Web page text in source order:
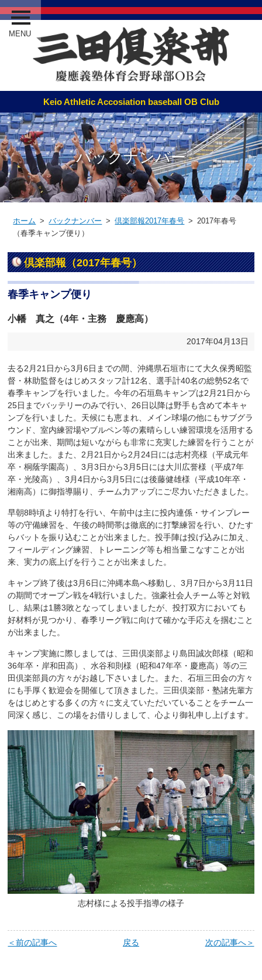
MENU
バックナンバー
ホーム >バックナンバー >倶楽部報2017年春号 > 2017年春号
（春季キャンプ便り）
倶楽部報（2017年春号）
春季キャンプ便り
小幡 真之（4年・主務 慶應高）
2017年04月13日
去る2月21日から3月6日までの間、沖縄県石垣市にて大久保秀昭監
督・林助監督をはじめスタッフ計12名、選手計40名の総勢52名で
春季キャンプを行いました。今年の石垣島キャンプは2月21日から
25日までバッテリーのみで行い、26日以降は野手も含めて本キャ
ンプを行いました。天候にも恵まれ、メイン球場の他にもサブグラ
ウンド、室内練習場やブルペン等の素晴らしい練習環境を活用する
ことが出来、期間は短いながらも非常に充実した練習を行うことが
出来ました。また、2月21日から2月24日には志村亮様（平成元年
卒・桐蔭学園高）、3月3日から3月5日には大川広誉様（平成7年
卒・光陵高）、3月4日から3月5日には後藤健雄様（平成10年卒・
湘南高）に御指導賜り、チーム力アップにご尽力いただきました。
早朝8時頃より特打を行い、午前中は主に投内連係・サインプレー
等の守備練習を、午後の時間帯は徹底的に打撃練習を行い、ひたす
らバットを振り込むことが出来ました。投手陣は投げ込みに加え、
フィールディング練習、トレーニング等も相当量こなすことが出
来、実力の底上げを行うことが出来ました。
キャンプ終了後は3月6日に沖縄本島へ移動し、3月7日から3月11日
の期間でオープン戦を4戦行いました。強豪社会人チーム等と対戦
し、結果は1勝3敗となってしまいましたが、投打双方においても
好材料が見つかり、春季リーグ戦に向けて確かな手応えを掴むこと
が出来ました。
キャンプ実施に際しましては、三田倶楽部より島田誠次郎様（昭和
36年卒・岸和田高）、水谷和則様（昭和47年卒・慶應高）等の三
田倶楽部員の方々がお越し下さいました。また、石垣三田会の方々
にも手厚く歓迎会を開催して頂きました。三田倶楽部・塾諸先輩方
をはじめとする多くの方々に支えていただいていることをチーム一
同深く感じ、この場をお借りしまして、心より御礼申し上げます。
志村様による投手指導の様子
＜前の記事へ 戻る 次の記事へ＞